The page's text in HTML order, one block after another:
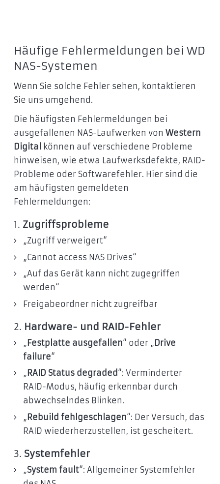
Häufige Fehlermeldungen bei WD
NAS-Systemen
Wenn Sie solche Fehler sehen, kontaktieren
Sie uns umgehend.
Die häufigsten Fehlermeldungen bei
ausgefallenen NAS-Laufwerken von Western
Digital
können auf verschiedene Probleme
hinweisen, wie etwa Laufwerksdefekte, RAID-
Probleme oder Softwarefehler. Hier sind die
am häufigsten gemeldeten
Fehlermeldungen:
1. Zugriffsprobleme
„Zugriff verweigert“
„Cannot access NAS Drives“
„Auf das Gerät kann nicht zugegriffen
werden“
Freigabeordner nicht zugreifbar
2. Hardware- und RAID-Fehler
„Festplatte ausgefallen“ oder „Drive
failure“
„ RAID Status degraded“: Verminderter
RAID-Modus, häufig erkennbar durch
abwechselndes Blinken.
„Rebuild fehlgeschlagen“: Der Versuch, das
RAID wiederherzustellen, ist gescheitert.
3. Systemfehler
„System fault“: Allgemeiner Systemfehler